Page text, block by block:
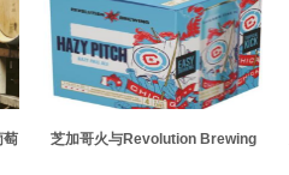
萄
芝加哥火与Revolution Brewing